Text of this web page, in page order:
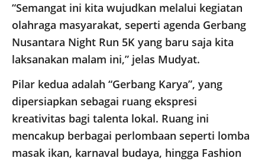
“Semangat ini kita wujudkan melalui kegiatan
olahraga masyarakat, seperti agenda Gerbang
Nusantara Night Run 5K yang baru saja kita
laksanakan malam ini,” jelas Mudyat.
​Pilar kedua adalah “Gerbang Karya”, yang
dipersiapkan sebagai ruang ekspresi
kreativitas bagi talenta lokal. Ruang ini
mencakup berbagai perlombaan seperti lomba
masak ikan, karnaval budaya, hingga Fashion